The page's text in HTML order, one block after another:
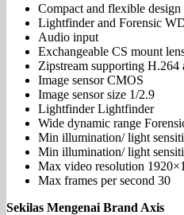
Compact and flexible design
Lightfinder and Forensic
Audio input
Exchangeable CS mount
Zipstream supporting H.264
Image sensor CMOS
Image sensor size 1/2.9
Lightfinder Lightfinder
Wide dynamic range
Min illumination/ light
Min illumination/ light
Max video resolution
Max frames per second 30
Sekilas Mengenai Brand Axis